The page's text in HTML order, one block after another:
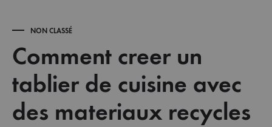
NON CLASSÉ
Comment creer un
tablier de cuisine avec
des materiaux recycles